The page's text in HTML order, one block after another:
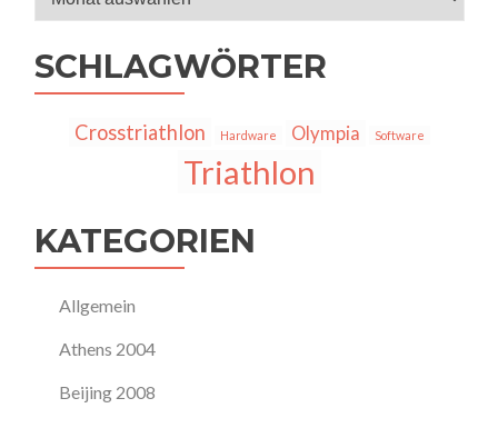
SCHLAGWÖRTER
Crosstriathlon Hardware Olympia Software
Triathlon
KATEGORIEN
Allgemein
Athens 2004
Beijing 2008